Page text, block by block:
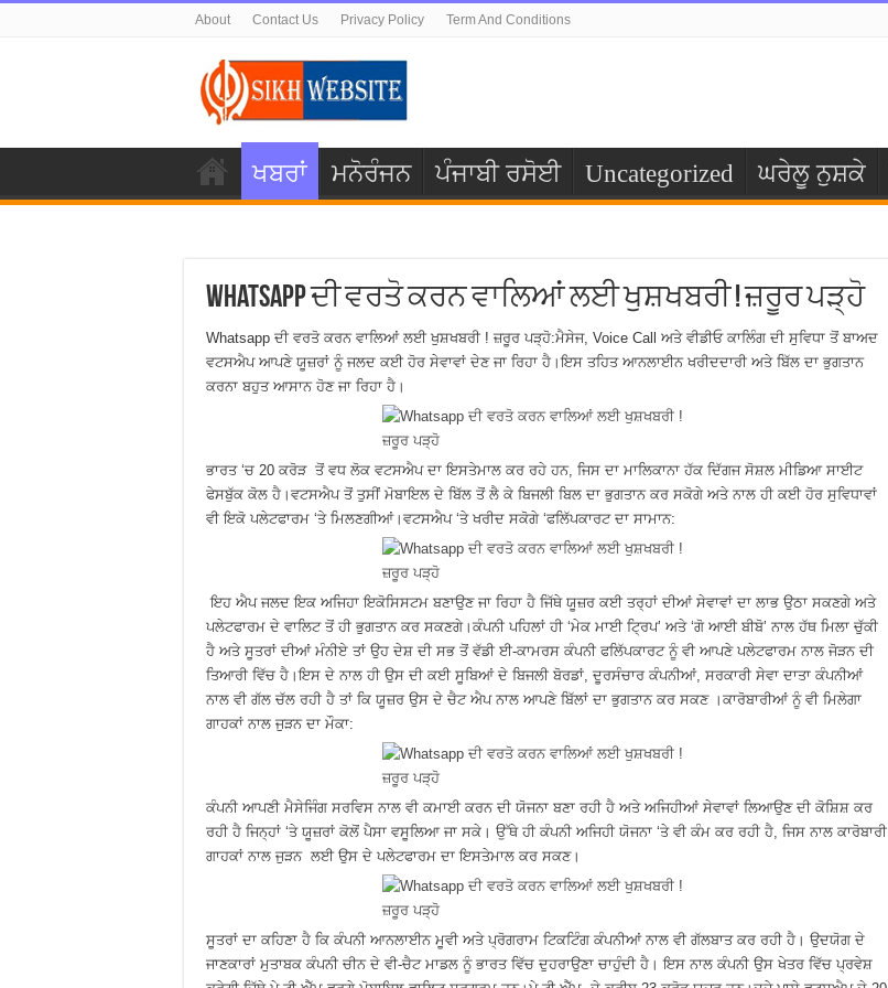
About Contact Us Privacy Policy Term And Conditions
ਖਬਰਾਂ ਮਨੋਰੰਜਨ ਪੰਜਾਬੀ ਰਸੋਈ Uncategorized ਘਰੇਲੂ ਨੁਸ਼ਕੇ
Whatsapp ਦੀ ਵਰਤੋ ਕਰਨ ਵਾਲਿਆਂ ਲਈ ਖੁਸ਼ਖਬਰੀ ! ਜ਼ਰੂਰ ਪੜ੍ਹੋ
Whatsapp ਦੀ ਵਰਤੋ ਕਰਨ ਵਾਲਿਆਂ ਲਈ ਖੁਸ਼ਖਬਰੀ ! ਜ਼ਰੂਰ ਪੜ੍ਹੋ:ਮੈਸੇਜ, Voice Call ਅਤੇ ਵੀਡੀਓ ਕਾਲਿੰਗ ਦੀ ਸੁਵਿਧਾ ਤੋਂ ਬਾਅਦ
ਵਟਸਐਪ ਆਪਣੇ ਯੂਜ਼ਰਾਂ ਨੂੰ ਜਲਦ ਕਈ ਹੋਰ ਸੇਵਾਵਾਂ ਦੇਣ ਜਾ ਰਿਹਾ ਹੈ।ਇਸ ਤਹਿਤ ਆਨਲਾਈਨ ਖਰੀਦਦਾਰੀ ਅਤੇ ਬਿੱਲ ਦਾ ਭੁਗਤਾਨ
ਕਰਨਾ ਬਹੁਤ ਆਸਾਨ ਹੋਣ ਜਾ ਰਿਹਾ ਹੈ।
ਭਾਰਤ ‘ਚ 20 ਕਰੋੜ ਤੋਂ ਵਧ ਲੋਕ ਵਟਸਐਪ ਦਾ ਇਸਤੇਮਾਲ ਕਰ ਰਹੇ ਹਨ, ਜਿਸ ਦਾ ਮਾਲਿਕਾਨਾ ਹੱਕ ਦਿੱਗਜ ਸੋਸ਼ਲ ਮੀਡਿਆ ਸਾਈਟ
ਫੇਸਬੁੱਕ ਕੋਲ ਹੈ।ਵਟਸਐਪ ਤੋਂ ਤੁਸੀਂ ਮੋਬਾਇਲ ਦੇ ਬਿੱਲ ਤੋਂ ਲੈ ਕੇ ਬਿਜਲੀ ਬਿਲ ਦਾ ਭੁਗਤਾਨ ਕਰ ਸਕੋਗੇ ਅਤੇ ਨਾਲ ਹੀ ਕਈ ਹੋਰ ਸੁਵਿਧਾਵਾਂ
ਵੀ ਇਕੋ ਪਲੇਟਫਾਰਮ ‘ਤੇ ਮਿਲਣਗੀਆਂ।ਵਟਸਐਪ ‘ਤੇ ਖਰੀਦ ਸਕੋਗੇ ‘ਫਲਿੱਪਕਾਰਟ ਦਾ ਸਾਮਾਨ:
ਇਹ ਐਪ ਜਲਦ ਇਕ ਅਜਿਹਾ ਇਕੋਸਿਸਟਮ ਬਣਾਉਣ ਜਾ ਰਿਹਾ ਹੈ ਜਿੱਥੇ ਯੂਜ਼ਰ ਕਈ ਤਰ੍ਹਾਂ ਦੀਆਂ ਸੇਵਾਵਾਂ ਦਾ ਲਾਭ ਉਠਾ ਸਕਣਗੇ ਅਤੇ
ਪਲੇਟਫਾਰਮ ਦੇ ਵਾਲਿਟ ਤੋਂ ਹੀ ਭੁਗਤਾਨ ਕਰ ਸਕਣਗੇ।ਕੰਪਨੀ ਪਹਿਲਾਂ ਹੀ ‘ਮੇਕ ਮਾਈ ਟ੍ਰਿਪ’ ਅਤੇ ‘ਗੋ ਆਈ ਬੀਬੋ’ ਨਾਲ ਹੱਥ ਮਿਲਾ ਚੁੱਕੀ
ਹੈ ਅਤੇ ਸੂਤਰਾਂ ਦੀਆਂ ਮੰਨੀਏ ਤਾਂ ਉਹ ਦੇਸ਼ ਦੀ ਸਭ ਤੋਂ ਵੱਡੀ ਈ-ਕਾਮਰਸ ਕੰਪਨੀ ਫਲਿੱਪਕਾਰਟ ਨੂੰ ਵੀ ਆਪਣੇ ਪਲੇਟਫਾਰਮ ਨਾਲ ਜੋੜਨ ਦੀ
ਤਿਆਰੀ ਵਿੱਚ ਹੈ।ਇਸ ਦੇ ਨਾਲ ਹੀ ਉਸ ਦੀ ਕਈ ਸੂਬਿਆਂ ਦੇ ਬਿਜਲੀ ਬੋਰਡਾਂ, ਦੂਰਸੰਚਾਰ ਕੰਪਨੀਆਂ, ਸਰਕਾਰੀ ਸੇਵਾ ਦਾਤਾ ਕੰਪਨੀਆਂ
ਨਾਲ ਵੀ ਗੱਲ ਚੱਲ ਰਹੀ ਹੈ ਤਾਂ ਕਿ ਯੂਜ਼ਰ ਉਸ ਦੇ ਚੈਟ ਐਪ ਨਾਲ ਆਪਣੇ ਬਿੱਲਾਂ ਦਾ ਭੁਗਤਾਨ ਕਰ ਸਕਣ ।ਕਾਰੋਬਾਰੀਆਂ ਨੂੰ ਵੀ ਮਿਲੇਗਾ
ਗਾਹਕਾਂ ਨਾਲ ਜੁੜਨ ਦਾ ਮੌਕਾ:
ਕੰਪਨੀ ਆਪਣੀ ਮੈਸੇਜਿੰਗ ਸਰਵਿਸ ਨਾਲ ਵੀ ਕਮਾਈ ਕਰਨ ਦੀ ਯੋਜਨਾ ਬਣਾ ਰਹੀ ਹੈ ਅਤੇ ਅਜਿਹੀਆਂ ਸੇਵਾਵਾਂ ਲਿਆਉਣ ਦੀ ਕੋਸ਼ਿਸ਼ ਕਰ
ਰਹੀ ਹੈ ਜਿਨ੍ਹਾਂ ‘ਤੇ ਯੂਜ਼ਰਾਂ ਕੋਲੋਂ ਪੈਸਾ ਵਸੂਲਿਆ ਜਾ ਸਕੇ। ਉੱਥੇ ਹੀ ਕੰਪਨੀ ਅਜਿਹੀ ਯੋਜਨਾ ‘ਤੇ ਵੀ ਕੰਮ ਕਰ ਰਹੀ ਹੈ, ਜਿਸ ਨਾਲ ਕਾਰੋਬਾਰੀ
ਗਾਹਕਾਂ ਨਾਲ ਜੁੜਨ ਲਈ ਉਸ ਦੇ ਪਲੇਟਫਾਰਮ ਦਾ ਇਸਤੇਮਾਲ ਕਰ ਸਕਣ।
ਸੂਤਰਾਂ ਦਾ ਕਹਿਣਾ ਹੈ ਕਿ ਕੰਪਨੀ ਆਨਲਾਈਨ ਮੂਵੀ ਅਤੇ ਪ੍ਰੋਗਰਾਮ ਟਿਕਟਿੰਗ ਕੰਪਨੀਆਂ ਨਾਲ ਵੀ ਗੱਲਬਾਤ ਕਰ ਰਹੀ ਹੈ। ਉਦਯੋਗ ਦੇ
ਜਾਣਕਾਰਾਂ ਮੁਤਾਬਕ ਕੰਪਨੀ ਚੀਨ ਦੇ ਵੀ-ਚੈਟ ਮਾਡਲ ਨੂੰ ਭਾਰਤ ਵਿੱਚ ਦੁਹਰਾਉਣਾ ਚਾਹੁੰਦੀ ਹੈ। ਇਸ ਨਾਲ ਕੰਪਨੀ ਉਸ ਖੇਤਰ ਵਿੱਚ ਪ੍ਰਵੇਸ਼